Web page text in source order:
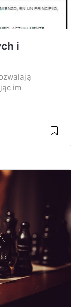
i
im